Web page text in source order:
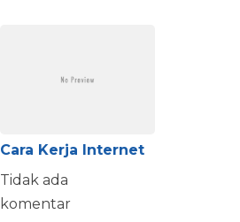
Cara Kerja Internet
Tidak ada
komentar